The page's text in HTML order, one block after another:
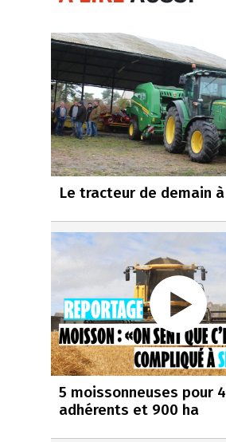
Le tracteur de demain
5 moissonneuses pour
adhérents et 900 ha